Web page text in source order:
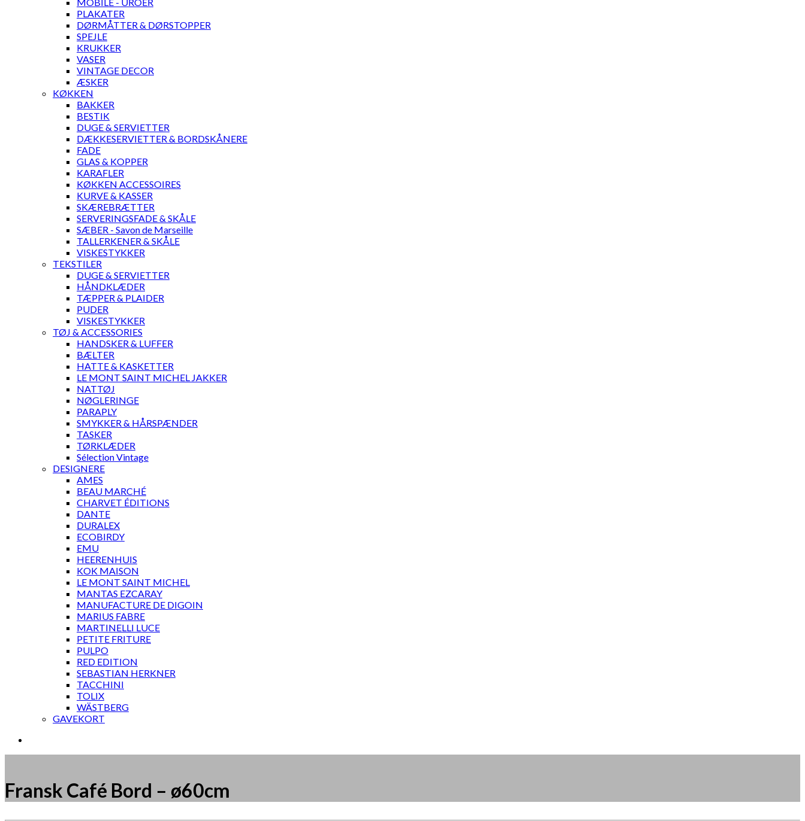
PLAKATER
DØRMÅTTER & DØRSTOPPER
SPEJLE
KRUKKER
VASER
VINTAGE DECOR
ÆSKER
KØKKEN
BAKKER
BESTIK
DUGE & SERVIETTER
DÆKKESERVIETTER & BORDSKÅNERE
FADE
GLAS & KOPPER
KARAFLER
KØKKEN ACCESSOIRES
KURVE & KASSER
SKÆREBRÆTTER
SERVERINGSFADE & SKÅLE
SÆBER - Savon de Marseille
TALLERKENER & SKÅLE
VISKESTYKKER
TEKSTILER
DUGE & SERVIETTER
HÅNDKLÆDER
TÆPPER & PLAIDER
PUDER
VISKESTYKKER
TØJ & ACCESSORIES
HANDSKER & LUFFER
BÆLTER
HATTE & KASKETTER
LE MONT SAINT MICHEL JAKKER
NATTØJ
NØGLERINGE
PARAPLY
SMYKKER & HÅRSPÆNDER
TASKER
TØRKLÆDER
Sélection Vintage
DESIGNERE
AMES
BEAU MARCHÉ
CHARVET ÉDITIONS
DANTE
DURALEX
ECOBIRDY
EMU
HEERENHUIS
KOK MAISON
LE MONT SAINT MICHEL
MANTAS EZCARAY
MANUFACTURE DE DIGOIN
MARIUS FABRE
MARTINELLI LUCE
PETITE FRITURE
PULPO
RED EDITION
SEBASTIAN HERKNER
TACCHINI
TOLIX
WÄSTBERG
GAVEKORT
Fransk Café Bord – ø60cm